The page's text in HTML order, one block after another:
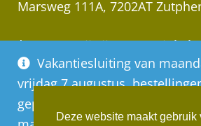
Vakantiesluiting van
vrijdag 7 augustus,
geplaatst worden, deze worden
Marsweg 111A, 7202AT
* Let op! Wij zijn geen winkel!
Afhalen van bestellingen op
Deze website maakt gebruik